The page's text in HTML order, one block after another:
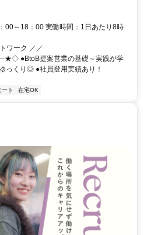
00～18：00 実働時間：1日あたり8時
ワーク ／／
提案営業の基礎～実践が学
っくり◎ ●社員登用実績あり！
ート 在宅OK